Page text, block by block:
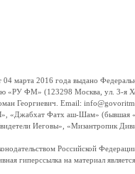
2016 года выдано
«РУ ФМ» (123298 Москва, ул. 3-я
Георгиевич. Email:
«Джабхат Фатх аш-Шам»
Иеговы», «Мизантропик
Российской
гиперссылка на материал